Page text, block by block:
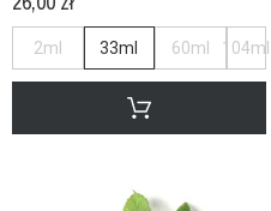
2ml 33ml 60ml 104ml